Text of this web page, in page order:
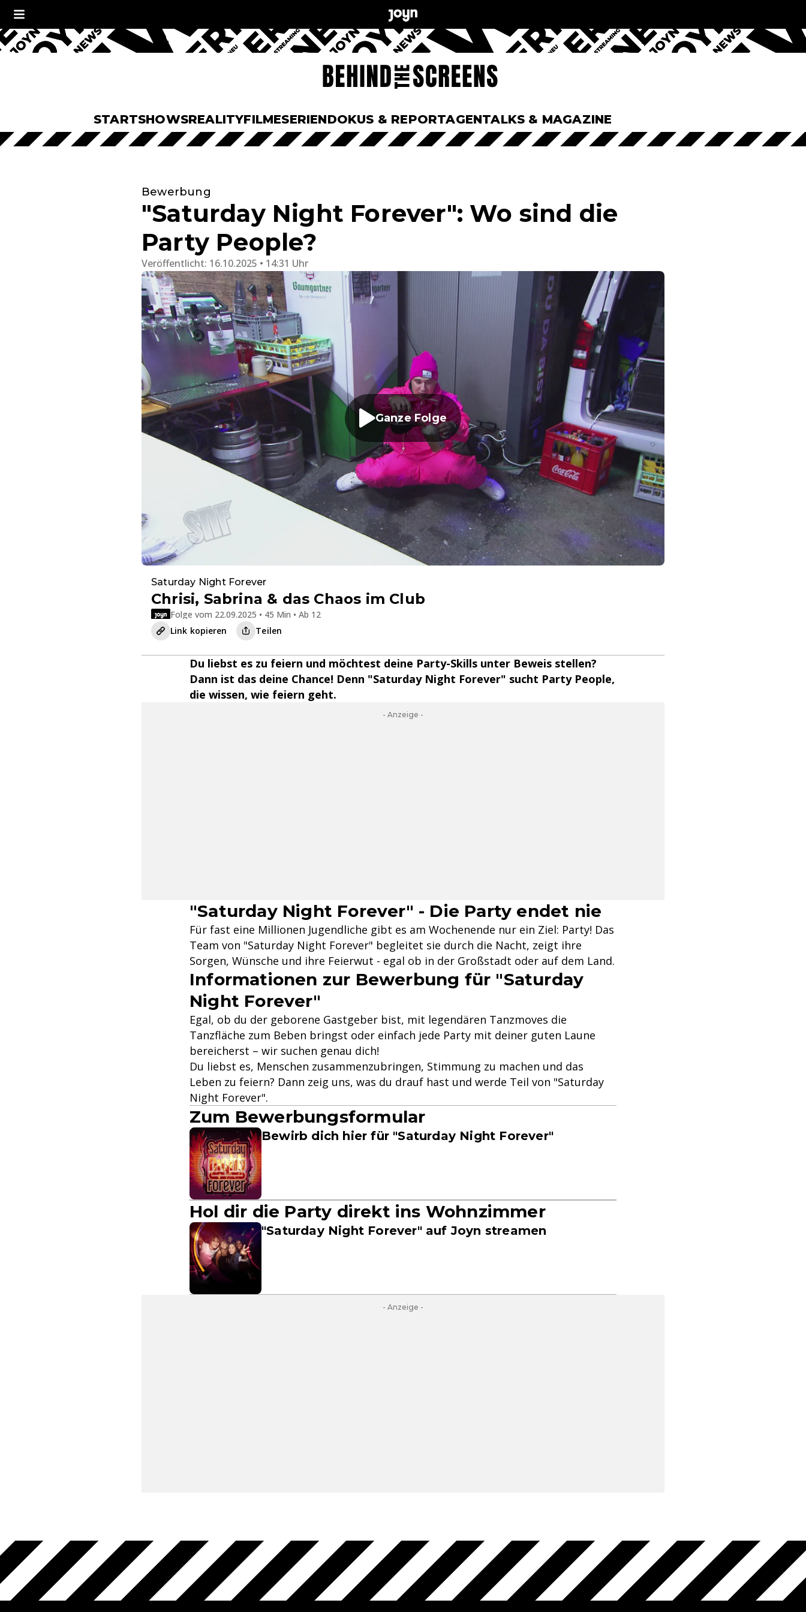
STARTSHOWSREALITYFILMESERIENDOKUS & REPORTAGENTALKS & MAGAZINE
Bewerbung
"Saturday Night Forever": Wo sind die
Party People?
Veröffentlicht: 16.10.2025 • 14:31 Uhr
Ganze Folge
Saturday Night Forever
Chrisi, Sabrina & das Chaos im Club
Folge vom 22.09.2025 • 45 Min • Ab 12
Link kopieren
Teilen
Du liebst es zu feiern und möchtest deine Party-Skills unter Beweis stellen?
Dann ist das deine Chance! Denn "Saturday Night Forever" sucht Party People,
die wissen, wie feiern geht.
- Anzeige -
"Saturday Night Forever" - Die Party endet nie
Für fast eine Millionen Jugendliche gibt es am Wochenende nur ein Ziel: Party! Das
Team von "Saturday Night Forever" begleitet sie durch die Nacht, zeigt ihre
Sorgen, Wünsche und ihre Feierwut - egal ob in der Großstadt oder auf dem Land.
Informationen zur Bewerbung für "Saturday
Night Forever"
Egal, ob du der geborene Gastgeber bist, mit legendären Tanzmoves die
Tanzfläche zum Beben bringst oder einfach jede Party mit deiner guten Laune
bereicherst – wir suchen genau dich!
Du liebst es, Menschen zusammenzubringen, Stimmung zu machen und das
Leben zu feiern? Dann zeig uns, was du drauf hast und werde Teil von "Saturday
Night Forever".
Zum Bewerbungsformular
Bewirb dich hier für "Saturday Night Forever"
Hol dir die Party direkt ins Wohnzimmer
"Saturday Night Forever" auf Joyn streamen
- Anzeige -